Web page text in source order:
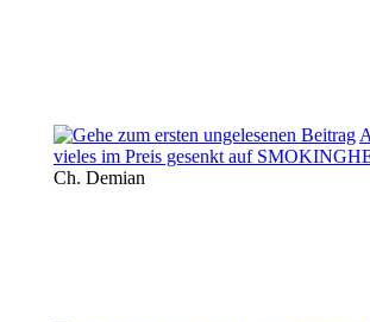
vieles im Preis gesenkt auf
Ch. Demian